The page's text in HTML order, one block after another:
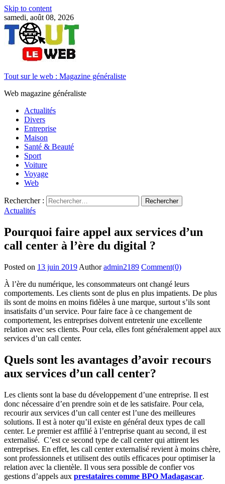
Skip to content
samedi, août 08, 2026
Tout sur le web : Magazine généraliste
Web magazine généraliste
Actualités
Divers
Entreprise
Maison
Santé & Beauté
Sport
Voiture
Voyage
Web
Rechercher :
Actualités
Pourquoi faire appel aux services d’un
call center à l’ère du digital ?
Posted on 13 juin 2019 Author admin2189 Comment(0)
À l’ère du numérique, les consommateurs ont changé leurs
comportements. Les clients sont de plus en plus impatients. De plus
ils sont de moins en moins fidèles à une marque, surtout s’ils sont
insatisfaits d’un service. Pour faire face à ce changement de
comportement, les entreprises doivent entretenir une excellente
relation avec ses clients. Pour cela, elles font généralement appel aux
services d’un call center.
Quels sont les avantages d’avoir recours
aux services d’un call center?
Les clients sont la base du développement d’une entreprise. Il est
donc nécessaire d’en prendre soin et de les satisfaire. Pour cela,
recourir aux services d’un call center est l’une des meilleures
solutions. Il est à noter qu’il existe en général deux types de call
center. Le premier est affilié à l’entreprise quant au second, il est
externalisé. C’est ce second type de call center qui attirent les
entreprises. En effet, les call center externalisé revient à moins chère,
sont professionnels et utilisent des outils efficaces pour optimiser la
relation avec la clientèle. Il vous sera possible de confier vos
gestions d’appels aux prestataires comme BPO Madagascar.